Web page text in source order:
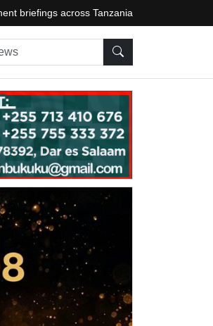
briefings across Tanzania